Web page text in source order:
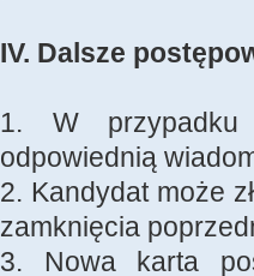
IV. Dalsze
1. W przypadku
odpowiednią
2. Kandydat może
zamknięcia
3. Nowa karta